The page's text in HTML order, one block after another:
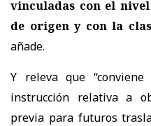
vinculadas con el
de origen y con la
añade.
Y releva que
instrucción relativa a
previa para futuros